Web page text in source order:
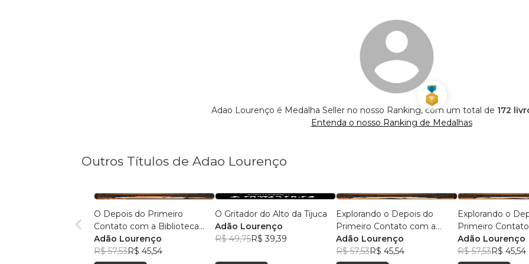
Adao Lourenço é Medalha Seller no nosso Ranking, com um total de 172
Entenda o nosso Ranking de Medalhas
Outros Títulos de Adao Lourenço
O Depois do Primeiro
Contato com a Biblioteca
Escolar
Adão Lourenço
R$ 57,53R$ 45,54
O Gritador do Alto da Tijuca
Adão Lourenço
R$ 49,75R$ 39,39
Explorando o Depois do
Primeiro Contato com a
Biblioteca Escolar
Adão Lourenço
R$ 57,53R$ 45,54
Explorando o
Primeiro
Biblioteca Escolar
Adão Lourenço
R$ 57,53R$ 45,54